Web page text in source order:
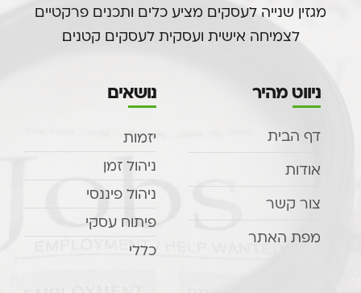
מגזין שנייה לעסקים מציע כלים ותכנים פרקטיים
לצמיחה אישית ועסקית לעסקים קטנים.
ניווט מהיר
דף הבית
אודות
צור קשר
מפת האתר
נושאים
יזמות
ניהול זמן
ניהול פיננסי
פיתוח עסקי
כללי